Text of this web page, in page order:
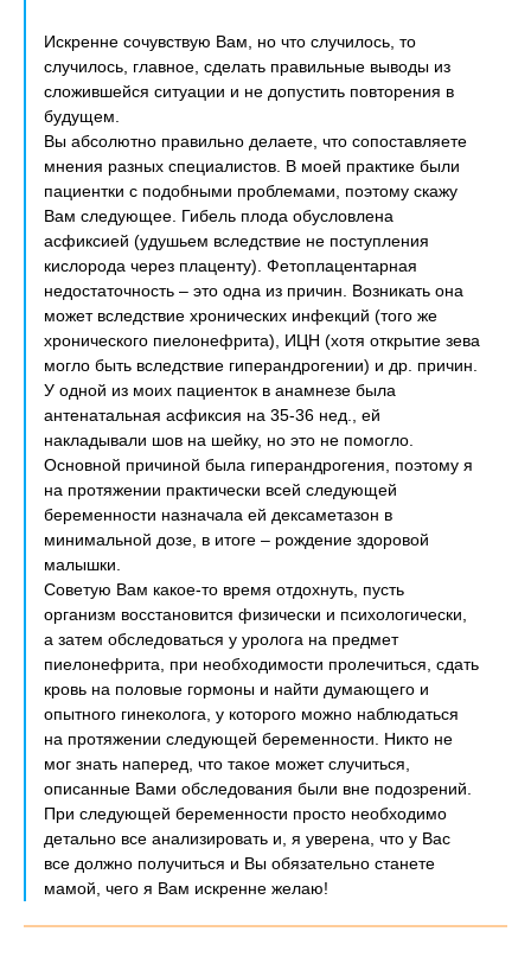
Искренне сочувствую Вам, но что случилось, то
случилось, главное, сделать правильные выводы из
сложившейся ситуации и не допустить повторения в
будущем.
Вы абсолютно правильно делаете, что сопоставляете
мнения разных специалистов. В моей практике были
пациентки с подобными проблемами, поэтому скажу
Вам следующее. Гибель плода обусловлена
асфиксией (удушьем вследствие не поступления
кислорода через плаценту). Фетоплацентарная
недостаточность – это одна из причин. Возникать она
может вследствие хронических инфекций (того же
хронического пиелонефрита), ИЦН (хотя открытие зева
могло быть вследствие гиперандрогении) и др. причин.
У одной из моих пациенток в анамнезе была
антенатальная асфиксия на 35-36 нед., ей
накладывали шов на шейку, но это не помогло.
Основной причиной была гиперандрогения, поэтому я
на протяжении практически всей следующей
беременности назначала ей дексаметазон в
минимальной дозе, в итоге – рождение здоровой
малышки.
Советую Вам какое-то время отдохнуть, пусть
организм восстановится физически и психологически,
а затем обследоваться у уролога на предмет
пиелонефрита, при необходимости пролечиться, сдать
кровь на половые гормоны и найти думающего и
опытного гинеколога, у которого можно наблюдаться
на протяжении следующей беременности. Никто не
мог знать наперед, что такое может случиться,
описанные Вами обследования были вне подозрений.
При следующей беременности просто необходимо
детально все анализировать и, я уверена, что у Вас
все должно получиться и Вы обязательно станете
мамой, чего я Вам искренне желаю!